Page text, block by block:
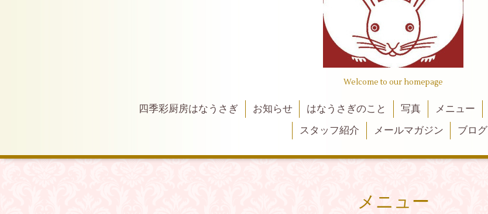
Welcome to our homepage
四季彩厨房はなうさぎ お知らせ はなうさぎのこと 写真 メニュー
スタッフ紹介
メールマガジン ブログ
メニュー